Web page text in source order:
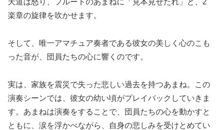
天道は怒り、フルートのあまねに「見本見せたれ」と、2
楽章の旋律を吹かせます。
そして、唯一アマチュア奏者である彼女の美しく心のこも
った音が、団員たちの心に響くのです。
実は、家族を震災で失った悲しい過去を持つあまね。この
演奏シーンでは、彼女の幼い頃がプレイバックしていきま
す。あまねは演奏をすることで、団員たちの心を動かすと
ともに、涙を浮かべながら、自身の悲しみを受けとめてい